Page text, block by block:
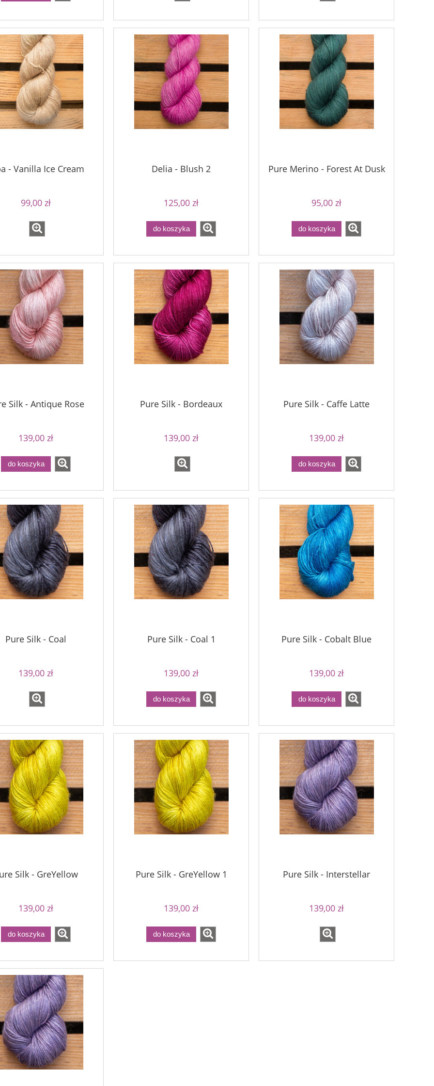
cena:
do koszyka do koszyka do koszyka
- Vanilla Ice Cream
99,00 zł
Delia - Blush 2
125,00 zł
do koszyka
Pure Merino - Forest At Dusk
95,00 zł
do koszyka
Silk - Antique Rose
139,00 zł
do koszyka
Pure Silk - Bordeaux
139,00 zł
Pure Silk - Caffe Latte
139,00 zł
do koszyka
Pure Silk - Coal
139,00 zł
Pure Silk - Coal 1
139,00 zł
do koszyka
Pure Silk - Cobalt Blue
139,00 zł
do koszyka
Silk - GreYellow
139,00 zł
do koszyka
Pure Silk - GreYellow 1
139,00 zł
do koszyka
Pure Silk - Interstellar
139,00 zł